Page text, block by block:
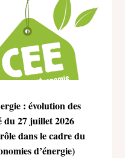
: évolution des
du 27 juillet 2026
dans le cadre du
d’énergie)